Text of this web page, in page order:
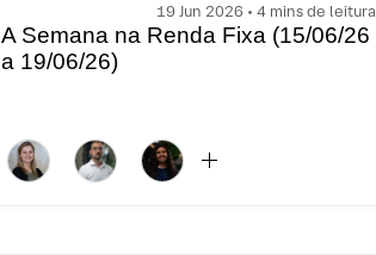
19 Jun 2026 • 4 mins de leitura
A Semana na Renda Fixa (15/06/26
a 19/06/26)